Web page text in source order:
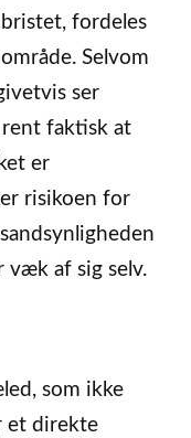
fordeles
Selvom
ser
faktisk at
er
risikoen for
væk af sig selv.
som ikke
et direkte